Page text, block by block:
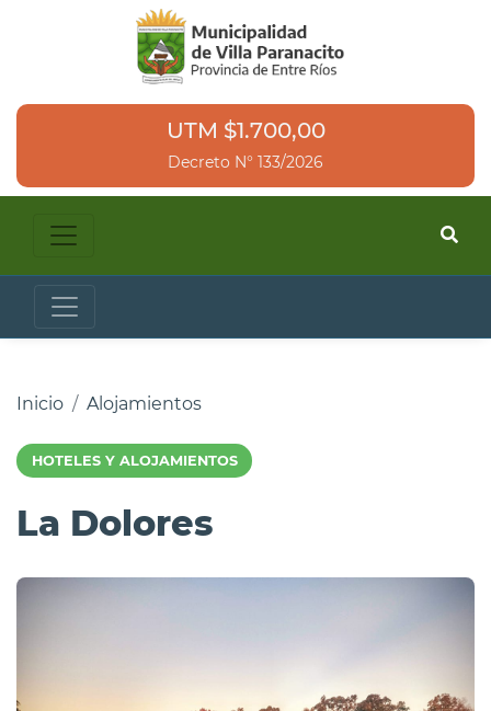
UTM $1.700,00
Decreto N° 133/2026
Inicio Alojamientos
HOTELES Y ALOJAMIENTOS
La Dolores